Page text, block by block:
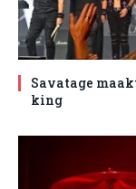
Savatage
king